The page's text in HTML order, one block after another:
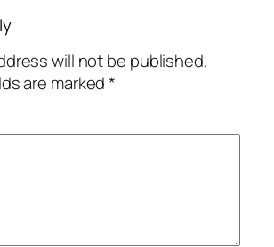
will not be published.
are marked*